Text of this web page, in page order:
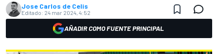
Jose Carlos de Celis
Editado: 24 mar 2024, 4:52
AÑADIR COMO FUENTE PRINCIPAL